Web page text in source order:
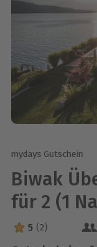
mydays Gutschein
Biwak
für 2 (1
5 Sterne von 5
5 (2)